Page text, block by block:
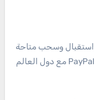
وسحب متاحة
لكافة الدول، بل تنقسم خصائص PayPal مع دول العالم